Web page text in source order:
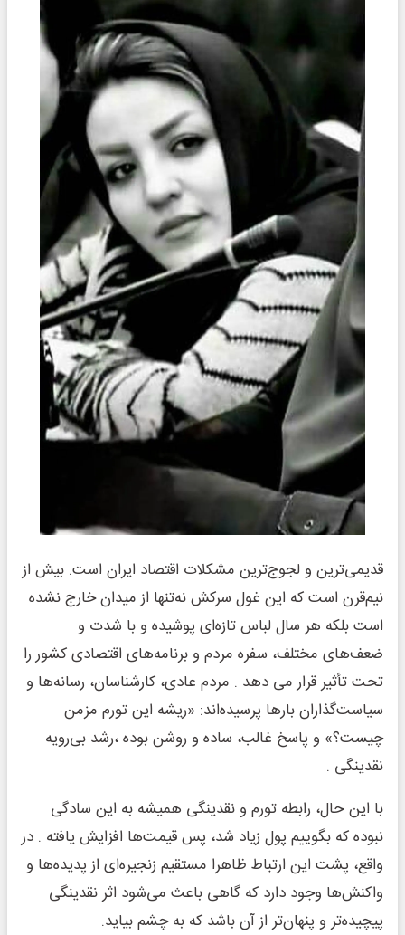
قدیمی‌ترین و لجوج‌ترین مشکلات اقتصاد ایران است. بیش از
نیم‌قرن است که این غول سرکش نه‌تنها از میدان خارج نشده
است بلکه هر سال لباس تازه‌ای پوشیده و با شدت و
ضعف‌های مختلف، سفره مردم و برنامه‌های اقتصادی کشور را
تحت تأثیر قرار می دهد . مردم عادی، کارشناسان، رسانه‌ها و
سیاست‌گذاران بارها پرسیده‌اند: «ریشه این تورم مزمن
چیست؟» و پاسخ غالب، ساده و روشن بوده ،رشد بی‌رویه
نقدینگی .
با این حال، رابطه تورم و نقدینگی همیشه به این سادگی
نبوده که بگوییم پول زیاد شد، پس قیمت‌ها افزایش یافته . در
واقع، پشت این ارتباط ظاهرا مستقیم زنجیره‌ای از پدیده‌ها و
واکنش‌ها وجود دارد که گاهی باعث می‌شود اثر نقدینگی
پیچیده‌تر و پنهان‌تر از آن باشد که به چشم بیاید.